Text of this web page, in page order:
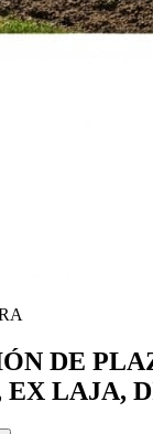
DE
EX LAJA,